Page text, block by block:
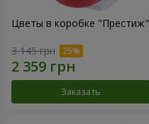
Цветы в коробке "Престиж"
3 145 грн
Заказать